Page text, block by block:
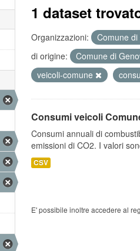
1 dataset
Organizzazioni: Comune
di origine:
Comune di
veicoli-comune
Consumi veicoli
Consumi annuali di
emissioni di CO2. I valori
CSV
E' possibile inoltre accedere al